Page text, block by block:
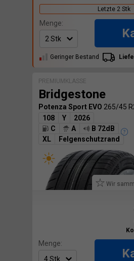
Letzte 2 Stk
Menge:
Geringer Bestand
PREMIUMKLASSE
Bridgestone
Potenza Sport EVO 265/45
108
Y
2026
C
A
B 72dB
XL
Felgenschutzrand
Wir
Menge: